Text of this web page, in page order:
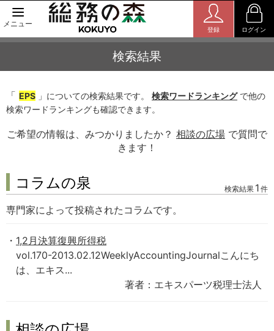
メニュー
登録 ログイン
検索結果
「 EPS 」についての検索結果です。 検索ワードランキングで他の
検索ワードランキングも確認できます。
ご希望の情報は、みつかりましたか？ 相談の広場 で質問で
きます！
コラムの泉 検索結果 1 件
専門家によって投稿されたコラムです。
1,2月決算復興所得税
vol.170-2013.02.12WeeklyAccountingJournalこんにち
は、エキス...
著者：エキスパーツ税理士法人